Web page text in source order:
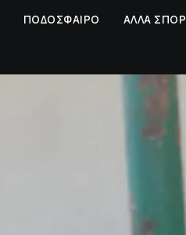
ΠΟΔΟΣΦΑΙΡΟ ΑΛΛΑ ΣΠΟΡ